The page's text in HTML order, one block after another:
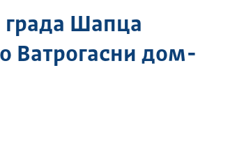
града Шапца
Ватрогасни дом-